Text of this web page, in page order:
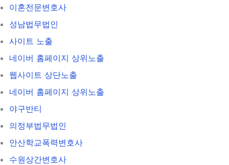
이혼전문변호사
성남법무법인
사이트 노출
네이버 홈페이지 상위노출
웹사이트 상단노출
네이버 홈페이지 상위노출
야구반티
의정부법무법인
안산학교폭력변호사
수원상간변호사